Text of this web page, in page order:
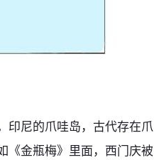
印尼的爪哇岛，古代存在爪
《金瓶梅》里面，西门庆被